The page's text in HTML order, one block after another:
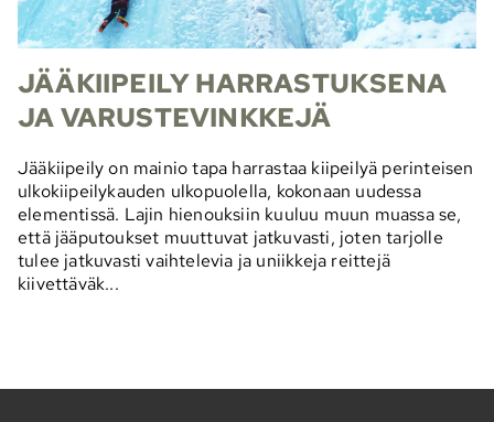
JÄÄKIIPEILY HARRASTUKSENA
JA VARUSTEVINKKEJÄ
Jääkiipeily on mainio tapa harrastaa kiipeilyä perinteisen
ulkokiipeilykauden ulkopuolella, kokonaan uudessa
elementissä. Lajin hienouksiin kuuluu muun muassa se,
että jääputoukset muuttuvat jatkuvasti, joten tarjolle
tulee jatkuvasti vaihtelevia ja uniikkeja reittejä
kiivettäväk...